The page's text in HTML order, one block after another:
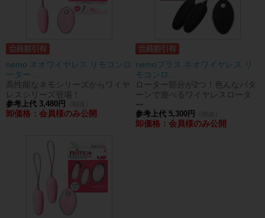
nemo ネオワイヤレス リモコンロ
ーター ...
高性能なネモシリーズからワイヤ
レスシリーズ登場！
参考上代 3,480円
卸価格：会員様のみ公開
nemoプラス ネオワイヤレス リ
モコンロ...
ローター部分が2つ！色んなパタ
ーンで遊べるワイヤレスロータ
ー
参考上代 5,300円
卸価格：会員様のみ公開